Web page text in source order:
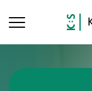
Toggle